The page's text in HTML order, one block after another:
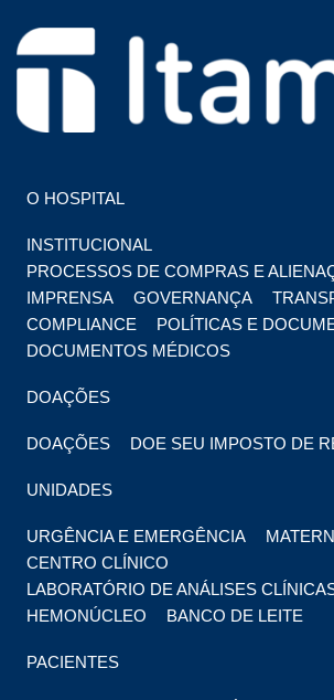
HOSPITAL EM FOZ DO
O HOSPITAL
INSTITUCIONAL
PROCESSOS DE COMPRAS E
IMPRENSA
GOVERNANÇA
COMPLIANCE
POLÍTICAS E
DOCUMENTOS MÉDICOS
DOAÇÕES
DOAÇÕES DOE SEU IMPOSTO DE
UNIDADES
URGÊNCIA E EMERGÊNCIA
CENTRO CLÍNICO
LABORATÓRIO DE ANÁLISES
HEMONÚCLEO
BANCO DE LEITE
PACIENTES